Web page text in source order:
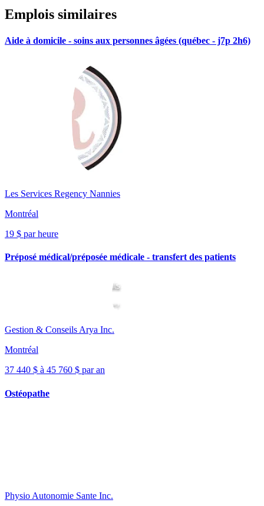
Emplois similaires
Aide à domicile - soins aux personnes âgées (québec - j7p 2h6)
Les Services Regency Nannies
Montréal
19 $ par heure
Préposé médical/préposée médicale - transfert des patients
Gestion & Conseils Arya Inc.
Montréal
37 440 $ à 45 760 $ par an
Ostéopathe
Physio Autonomie Sante Inc.